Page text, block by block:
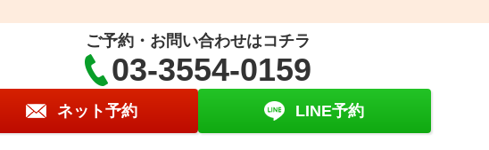
ご予約・お問い合わせはコチラ
03-3554-0159
ネット予約 LINE予約